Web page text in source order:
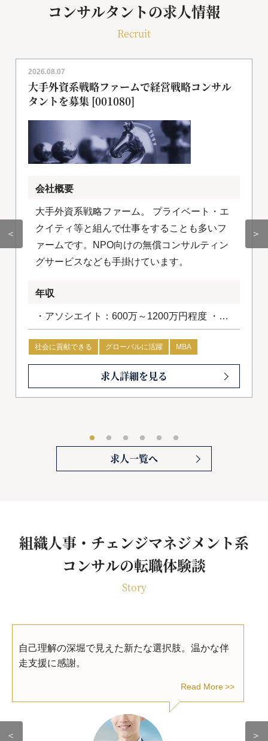
コンサルタントの求人情報
Recruit
＜
2026.08.07
大手外資系戦略ファームで経営戦略コンサル
タントを募集 [001080]
会社概要
大手外資系戦略ファーム。 プライベート・エ
クイティ等と組んで仕事をすることも多いフ
ァームです。NPO向けの無償コンサルティン
グサービスなども手掛けています。
年収
・アソシエイト：600万～1200万円程度 ・コ
ンサルタント：1200万円～1800万円程度
社会に貢献できる グローバルに活躍 MBA
求人詳細を見る
＞
求人一覧へ
組織人事・チェンジマネジメント系
コンサルの転職体験談
Story
＜
自己理解の深堀で見えた新たな選択肢。温かな伴
走支援に感謝。
Read More
＞